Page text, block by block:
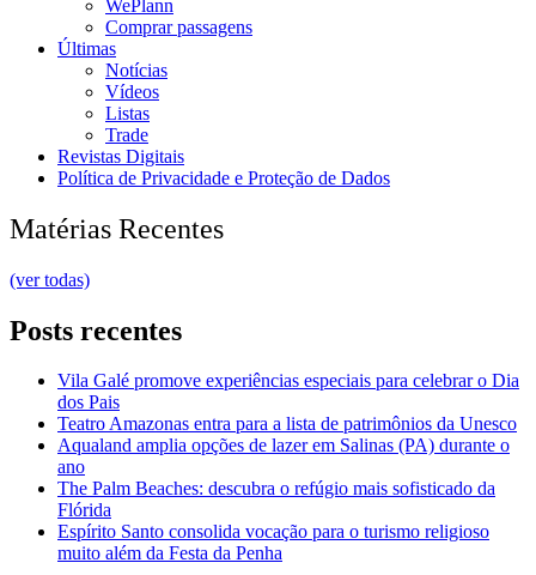
WePlann
Comprar passagens
Últimas
Notícias
Vídeos
Listas
Trade
Revistas Digitais
Política de Privacidade e Proteção de Dados
Matérias Recentes
(ver todas)
Posts recentes
Vila Galé promove experiências especiais para celebrar o Dia
dos Pais
Teatro Amazonas entra para a lista de patrimônios da Unesco
Aqualand amplia opções de lazer em Salinas (PA) durante o
ano
The Palm Beaches: descubra o refúgio mais sofisticado da
Flórida
Espírito Santo consolida vocação para o turismo religioso
muito além da Festa da Penha